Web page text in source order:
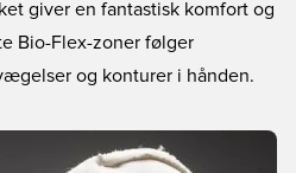
giver en fantastisk komfort og
Bio-Flex-zoner følger
og konturer i hånden.